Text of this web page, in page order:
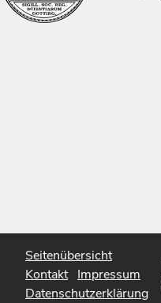
Seitenübersicht
Kontakt Impressum
Datenschutzerklärung